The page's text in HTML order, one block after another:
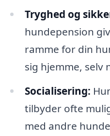
Tryghed og
hundepension
ramme for din
sig hjemme, selv
Socialisering:
tilbyder ofte
med andre